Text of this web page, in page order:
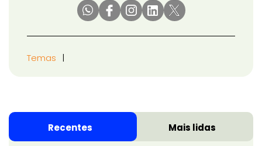
Temas
Recentes Mais lidas